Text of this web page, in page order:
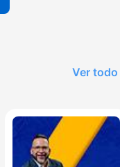
Ver todo